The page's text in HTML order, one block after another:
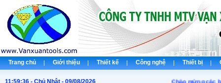
Trang chủ Giới thiệu Thiết kế Công nghệ Thiết bị
11:59:36 - Chủ Nhật - 09/08/2026 Chào mừng các